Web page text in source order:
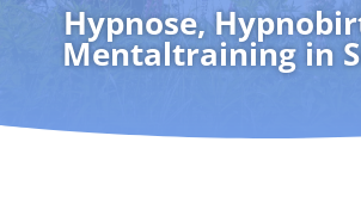
Hypnose,
Mentaltraining in